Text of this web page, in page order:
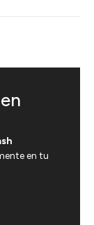
en tu